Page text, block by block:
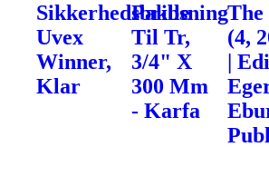
Sikkerhedsbrille
Uvex
Winner,
Klar
Pakbsning
Til Tr,
3/4" X
300 Mm
- Karfa
(4,
|